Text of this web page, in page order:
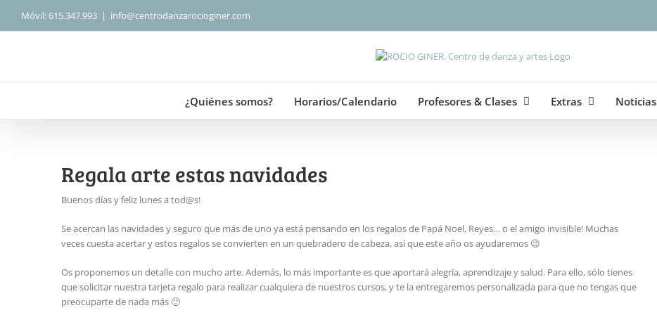
contenido
Móvil: 615.347.993 | info@centrodanzarocioginer.com
¿Quiénes somos? Horarios/Calendario Profesores & Clases Extras Noticias
Regala arte estas navidades
Buenos días y feliz lunes a tod@s!
Se acercan las navidades y seguro que más de uno ya está pensando en los regalos de Papá Noel, Reyes… o el amigo invisible! Muchas
veces cuesta acertar y estos regalos se convierten en un quebradero de cabeza, así que este año os ayudaremos 😉
Os proponemos un detalle con mucho arte. Además, lo más importante es que aportará alegría, aprendizaje y salud. Para ello, sólo tienes
que solicitar nuestra tarjeta regalo para realizar cualquiera de nuestros cursos, y te la entregaremos personalizada para que no tengas que
preocuparte de nada más 🙂